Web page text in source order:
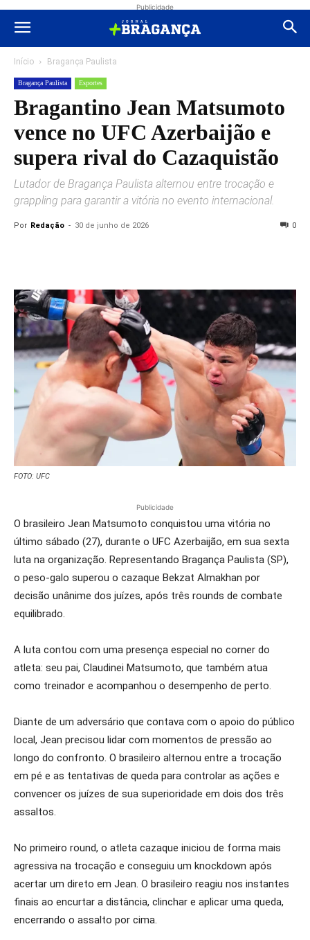
Publicidade
Início Bragança Paulista
Bragança Paulista Esportes
Bragantino Jean Matsumoto
vence no UFC Azerbaijão e
supera rival do Cazaquistão
Lutador de Bragança Paulista alternou entre trocação e
grappling para garantir a vitória no evento internacional.
Por Redação - 30 de junho de 2026 0
FOTO: UFC
Publicidade
O brasileiro Jean Matsumoto conquistou uma vitória no
último sábado (27), durante o UFC Azerbaijão, em sua sexta
luta na organização. Representando Bragança Paulista (SP),
o peso-galo superou o cazaque Bekzat Almakhan por
decisão unânime dos juízes, após três rounds de combate
equilibrado.
A luta contou com uma presença especial no corner do
atleta: seu pai, Claudinei Matsumoto, que também atua
como treinador e acompanhou o desempenho de perto.
Diante de um adversário que contava com o apoio do público
local, Jean precisou lidar com momentos de pressão ao
longo do confronto. O brasileiro alternou entre a trocação
em pé e as tentativas de queda para controlar as ações e
convencer os juízes de sua superioridade em dois dos três
assaltos.
No primeiro round, o atleta cazaque iniciou de forma mais
agressiva na trocação e conseguiu um knockdown após
acertar um direto em Jean. O brasileiro reagiu nos instantes
finais ao encurtar a distância, clinchar e aplicar uma queda,
encerrando o assalto por cima.